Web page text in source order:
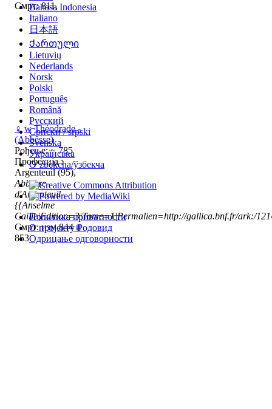
Смрт: 811,
♀ w Théodrade -
(Abbesse)
Рођење: ~ 785
Професија :
Argenteuil (95),
Abbesse
d'Argenteuil
{{Anselme
Caille|Edition=3|Tome=1|Permalien=http://gallica.bnf.fr/ark:/
Смрт: изм 844 и
853
Bahasa Indonesia
Italiano
日本語
Ქართული
Lietuvių
Nederlands
Norsk
Polski
Português
Română
Русский
Српски / srpski
Svenska
Українська
Oʻzbekcha/ўзбекча
Политика приватности
О пројекту Родовид
Одрицање одговорности